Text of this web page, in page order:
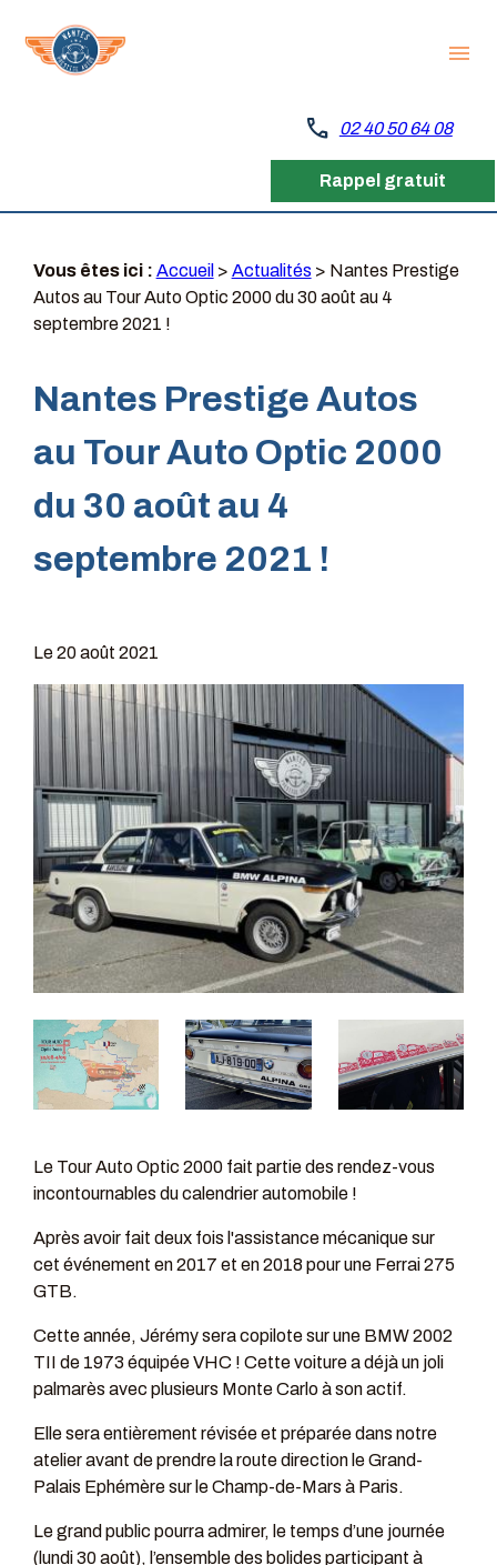
menu
call 02 40 50 64 08
Rappel gratuit
Vous êtes ici : Accueil > Actualités > Nantes Prestige
Autos au Tour Auto Optic 2000 du 30 août au 4
septembre 2021 !
Nantes Prestige Autos
au Tour Auto Optic 2000
du 30 août au 4
septembre 2021 !
Le20 août 2021
Le Tour Auto Optic 2000 fait partie des rendez-vous
incontournables du calendrier automobile !
Après avoir fait deux fois l'assistance mécanique sur
cet événement en 2017 et en 2018 pour une Ferrai 275
GTB.
Cette année, Jérémy sera copilote sur une BMW 2002
TII de 1973 équipée VHC ! Cette voiture a déjà un joli
palmarès avec plusieurs Monte Carlo à son actif.
Elle sera entièrement révisée et préparée dans notre
atelier avant de prendre la route direction le Grand-
Palais Ephémère sur le Champ-de-Mars à Paris.
Le grand public pourra admirer, le temps d’une journée
(lundi 30 août), l’ensemble des bolides participant à